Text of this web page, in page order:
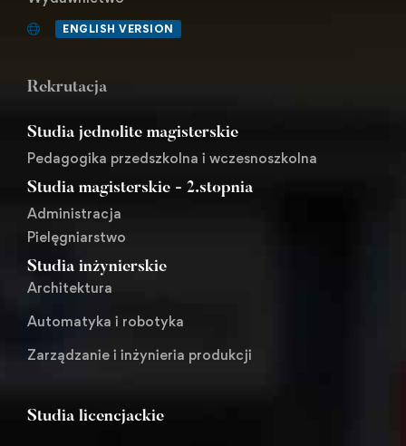
ENGLISH VERSION
Rekrutacja
Studia jednolite magisterskie
Pedagogika przedszkolna i wczesnoszkolna
Studia magisterskie - 2.stopnia
Administracja
Pielęgniarstwo
Studia inżynierskie
Architektura
Automatyka i robotyka
Zarządzanie i inżynieria produkcji
Studia licencjackie